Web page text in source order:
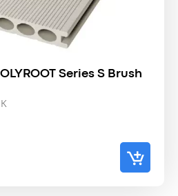
Series S Brush